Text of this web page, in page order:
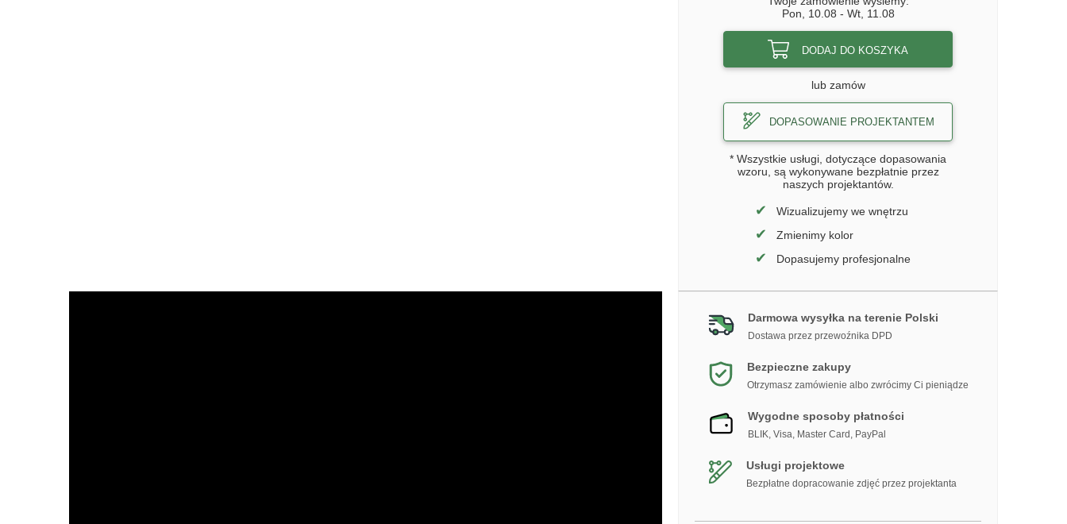
Pon, 10.08 - Wt, 11.08
DODAJ DO KOSZYKA
lub zamów
DOPASOWANIE PROJEKTANTEM
* Wszystkie usługi, dotyczące dopasowania
wzoru, są wykonywane bezpłatnie przez
naszych projektantów.
✔ Wizualizujemy we wnętrzu
✔ Zmienimy kolor
✔ Dopasujemy profesjonalne
Darmowa wysyłka na terenie Polski
Dostawa przez przewoźnika DPD
Bezpieczne zakupy
Otrzymasz zamówienie albo zwrócimy Ci pieniądze
Wygodne sposoby płatności
BLIK, Visa, Master Card, PayPal
Usługi projektowe
Bezpłatne dopracowanie zdjęć przez projektanta